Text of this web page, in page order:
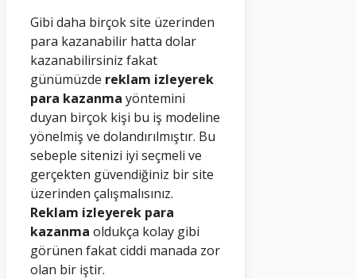
Gibi daha birçok site üzerinden
para kazanabilir hatta dolar
kazanabilirsiniz fakat
günümüzde reklam izleyerek
para kazanma yöntemini
duyan birçok kişi bu iş modeline
yönelmiş ve dolandırılmıştır. Bu
sebeple sitenizi iyi seçmeli ve
gerçekten güvendiğiniz bir site
üzerinden çalışmalısınız.
Reklam izleyerek para
kazanma oldukça kolay gibi
görünen fakat ciddi manada zor
olan bir iştir.